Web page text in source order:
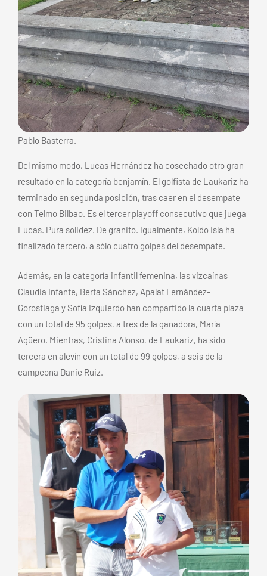
Pablo Basterra.
Del mismo modo, Lucas Hernández ha cosechado otro gran
resultado en la categoría benjamín. El golfista de Laukariz ha
terminado en segunda posición, tras caer en el desempate
con Telmo Bilbao. Es el tercer playoff consecutivo que juega
Lucas. Pura solidez. De granito. Igualmente, Koldo Isla ha
finalizado tercero, a sólo cuatro golpes del desempate.
Además, en la categoría infantil femenina, las vizcaínas
Claudia Infante, Berta Sánchez, Apalat Fernández-
Gorostiaga y Sofía Izquierdo han compartido la cuarta plaza
con un total de 95 golpes, a tres de la ganadora, María
Agüero. Mientras, Cristina Alonso, de Laukariz, ha sido
tercera en alevín con un total de 99 golpes, a seis de la
campeona Danie Ruiz.